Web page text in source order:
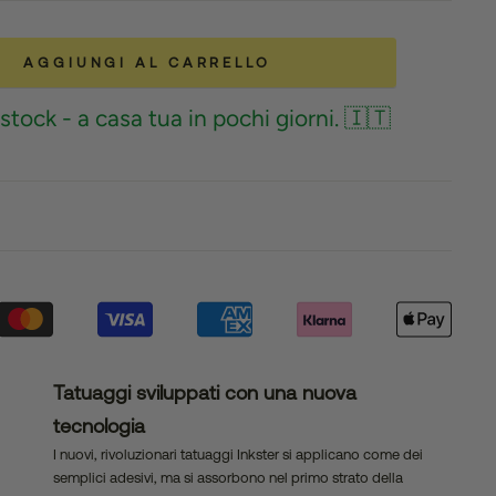
AGGIUNGI AL CARRELLO
- a casa tua in pochi giorni. 🇮🇹
Tatuaggi sviluppati con una nuova
tecnologia
I nuovi, rivoluzionari tatuaggi Inkster si applicano come dei
semplici adesivi, ma si assorbono nel primo strato della